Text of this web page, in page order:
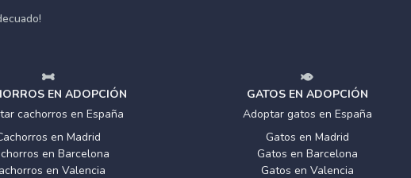
EN ADOPCIÓN
cachorros en España
en Madrid
en Barcelona
en Valencia
GATOS EN ADOPCIÓN
Adoptar gatos en España
Gatos en Madrid
Gatos en Barcelona
Gatos en Valencia